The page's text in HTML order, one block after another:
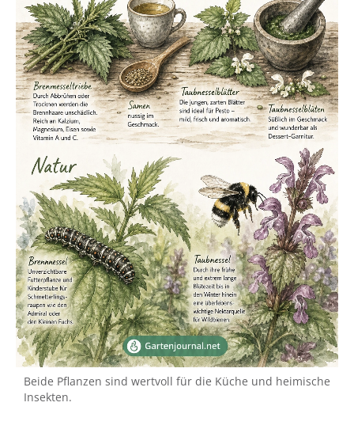
Beide Pflanzen sind wertvoll für die Küche und heimische
Insekten.